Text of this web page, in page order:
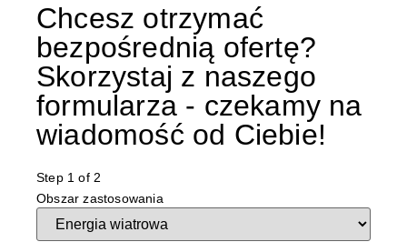
Chcesz otrzymać
bezpośrednią ofertę?
Skorzystaj z naszego
formularza - czekamy na
wiadomość od Ciebie!
Step 1 of 2
Obszar zastosowania